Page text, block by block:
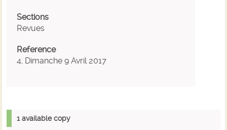
Sections
Revues
Reference
4, Dimanche 9 Avril 2017
1 available copy